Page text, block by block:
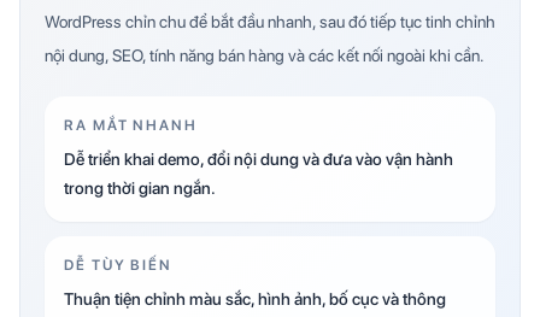
WordPress chỉn chu để bắt đầu nhanh, sau đó tiếp tục tinh chỉnh
nội dung, SEO, tính năng bán hàng và các kết nối ngoài khi cần.
RA MẮT NHANH
Dễ triển khai demo, đổi nội dung và đưa vào vận hành
trong thời gian ngắn.
DỄ TÙY BIẾN
Thuận tiện chỉnh màu sắc, hình ảnh, bố cục và thông